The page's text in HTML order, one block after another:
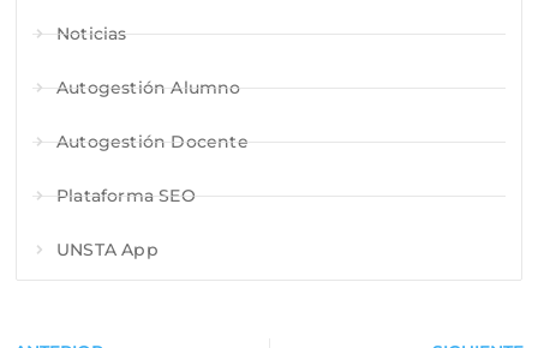
Noticias
Autogestión Alumno
Autogestión Docente
Plataforma SEO
UNSTA App